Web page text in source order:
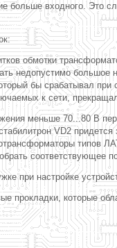
входного. Это
обмотки
недопустимо
бы срабатывал
к сети,
меньше 70...80 В
VD2 придется
типов
соответствующее
при настройке
прокладки, которые